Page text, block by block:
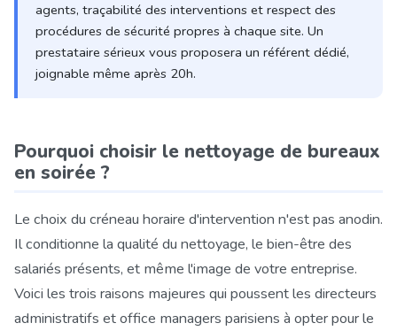
agents, traçabilité des interventions et respect des
procédures de sécurité propres à chaque site. Un
prestataire sérieux vous proposera un référent dédié,
joignable même après 20h.
Pourquoi choisir le nettoyage de bureaux
en soirée ?
Le choix du créneau horaire d'intervention n'est pas anodin.
Il conditionne la qualité du nettoyage, le bien-être des
salariés présents, et même l'image de votre entreprise.
Voici les trois raisons majeures qui poussent les directeurs
administratifs et office managers parisiens à opter pour le